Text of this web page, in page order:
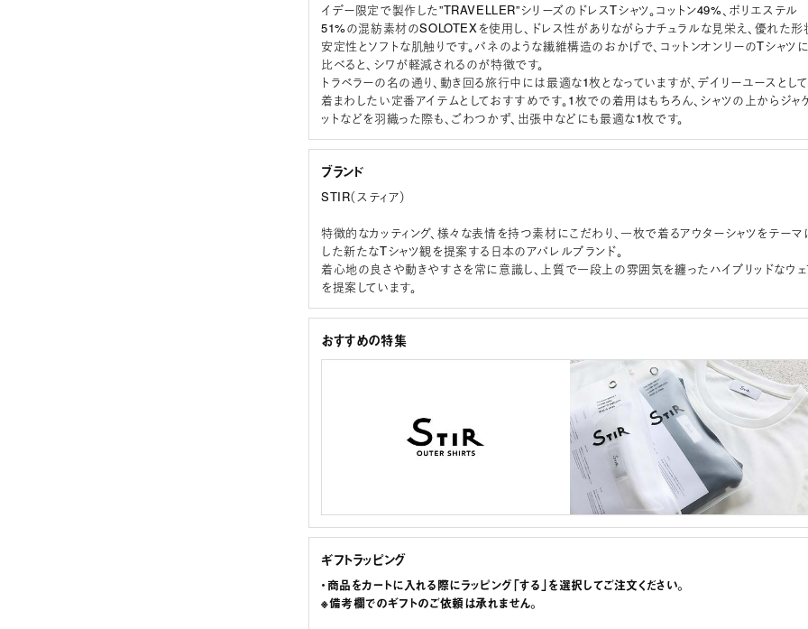
イデー限定で製作した”TRAVELLER”シリーズのドレスTシャツ。コットン49%、ポリエステル
51%の混紡素材のSOLOTEXを使用し、ドレス性がありながらナチュラルな見栄え、優れた形
安定性とソフトな肌触りです。バネのような繊維構造のおかげで、コットンオンリーのTシャツに
比べると、シワが軽減されるのが特徴です。
トラベラーの名の通り、動き回る旅行中には最適な1枚となっていますが、デイリーユースとして
着まわしたい定番アイテムとしておすすめです。1枚での着用はもちろん、シャツの上からジャ
ットなどを羽織った際も、ごわつかず、出張中などにも最適な1枚です。
ブランド
STIR（スティア）
特徴的なカッティング、様々な表情を持つ素材にこだわり、一枚で着るアウターシャツをテーマ
した新たなTシャツ観を提案する日本のアパレルブランド。
着心地の良さや動きやすさを常に意識し、上質で一段上の雰囲気を纏ったハイブリッドなウェ
を提案しています。
おすすめの特集
ギフトラッピング
・商品をカートに入れる際にラッピング「する」を選択してご注文ください。
※備考欄でのギフトのご依頼は承れません。